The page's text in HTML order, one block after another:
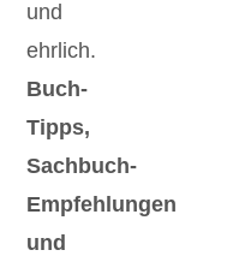
und
ehrlich.
Buch-
Tipps,
Sachbuch-
Empfehlungen
und